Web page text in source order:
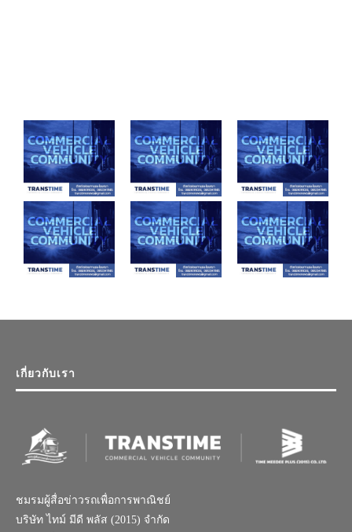
เกี่ยวกับเรา
ชมรมผู้สื่อข่าวรถเพื่อการพาณิชย์
บริษัท ไทม์ มีดี พลัส (2015) จำกัด